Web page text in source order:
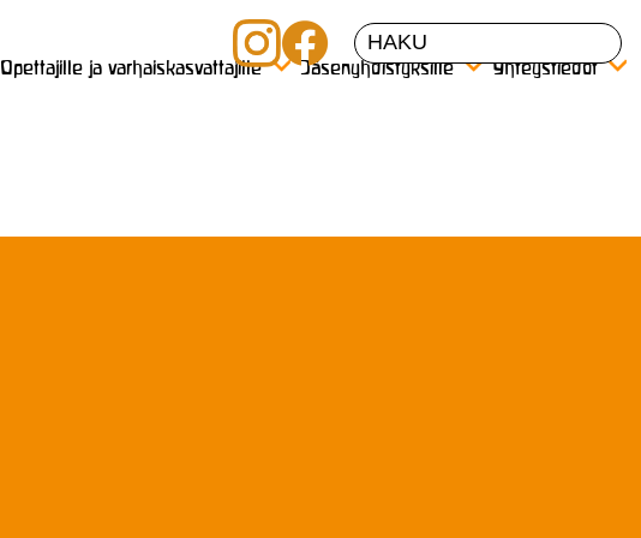
Opettajille ja varhaiskasvattajille Jäsenyhdistyksille Yhteystiedot